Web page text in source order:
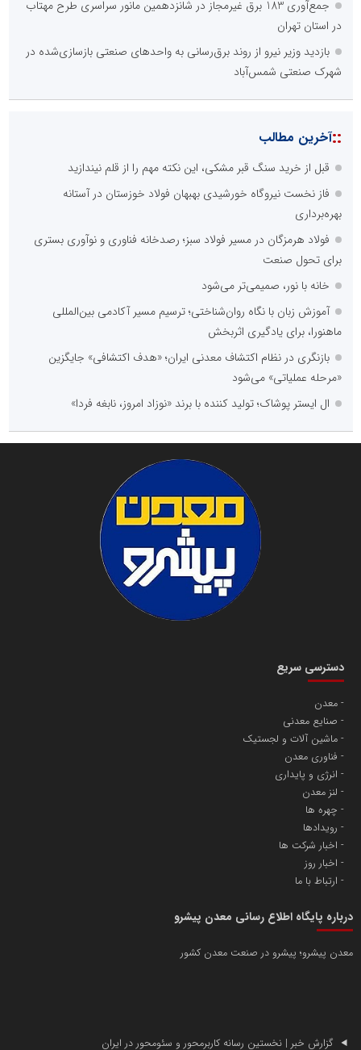
جمع‌آوری 183 برق غیرمجاز در شانزدهمین مانور سراسری طرح مهتاب
در استان تهران
بازدید وزیر نیرو از روند برق‌رسانی به واحدهای صنعتی بازسازی‌شده در
شهرک صنعتی شمس‌آباد
::آخرین مطالب
قبل از خرید سنگ قبر مشکی، این نکته مهم را از قلم نیندازید
فاز نخست نیروگاه خورشیدی بهبهان فولاد خوزستان در آستانه
بهره‌برداری
فولاد هرمزگان در مسیر فولاد سبز؛ رصدخانه فناوری و نوآوری بستری
برای تحول صنعت
خانه با نور، صمیمی‌تر می‌شود
آموزش زبان با نگاه روان‌شناختی؛ ترسیم مسیر آکادمی بین‌المللی
ماهنورا، برای یادگیری اثربخش
بازنگری در نظام اکتشاف معدنی ایران؛ «هدف اکتشافی» جایگزین
«مرحله عملیاتی» می‌شود
ال ایستر پوشاک؛ تولید کننده با برند «نوزاد امروز، نابغه فردا»
دسترسی سریع
معدن
صنایع معدنی
ماشین آلات و لجستیک
فناوری معدن
انرژی و پایداری
لنز معدن
چهره ها
رویدادها
اخبار شرکت ها
اخبار روز
ارتباط با ما
درباره پایگاه اطلاع رسانی معدن پیشرو
معدن پیشرو؛ پیشرو در صنعت معدن کشور
گزارش خبر | نخستین رسانه کاربرمحور و سئومحور در ایران